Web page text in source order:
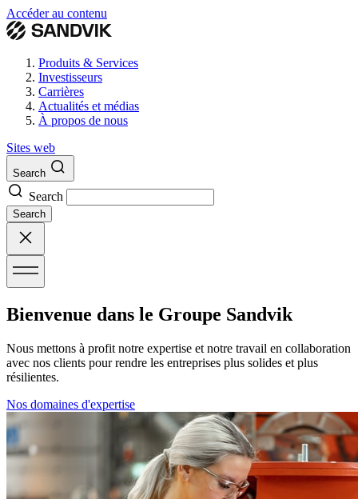
Accéder au contenu
Produits & Services
Investisseurs
Carrières
Actualités et médias
À propos de nous
Sites web
Search
Search
Search
Bienvenue dans le Groupe Sandvik
Nous mettons à profit notre expertise et notre travail en collaboration
avec nos clients pour rendre les entreprises plus solides et plus
résilientes.
Nos domaines d'expertise